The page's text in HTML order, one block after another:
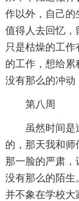
作以外，自己的
值得人去回忆，
只是枯燥的工
的工作，想给
没有那么的冲动
第八周
虽然时间是
的，那天我和
那一脸的严肃，
没有那么的陌生
并不象在学校